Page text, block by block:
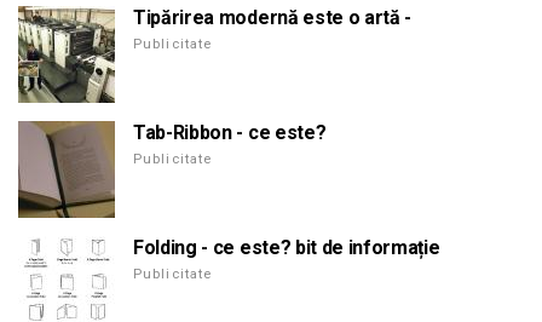
Tipărirea modernă este o artă -
Publicitate
Tab-Ribbon - ce este?
Publicitate
Folding - ce este? bit de informație
Publicitate